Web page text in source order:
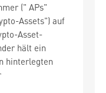
(" APs"
Assets") auf
Asset-
hält ein
hinterlegten